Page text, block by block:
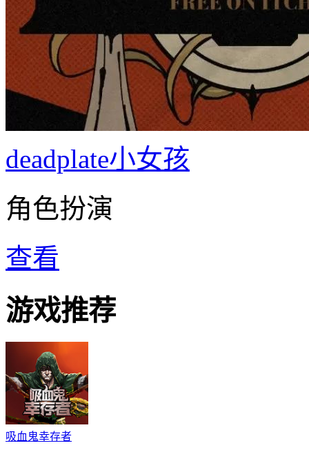
deadplate小女孩
角色扮演
查看
游戏推荐
吸血鬼幸存者